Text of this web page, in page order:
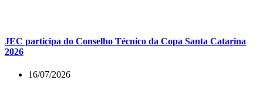
JEC participa do Conselho Técnico da Copa Santa Catarina
2026
16/07/2026